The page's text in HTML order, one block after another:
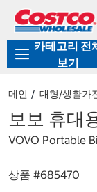
로
기
가
카테고리 전
보기
메인 대형/생활가
보보 휴대
VOVO Portable
상품 #685470